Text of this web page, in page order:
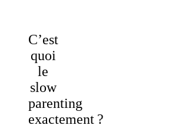
C’est
quoi
le
slow
parenting
exactement ?